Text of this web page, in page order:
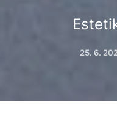
25. 6.